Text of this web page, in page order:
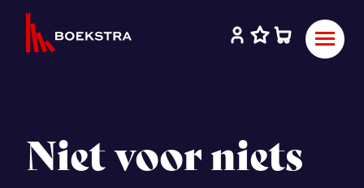
Niet voor niets